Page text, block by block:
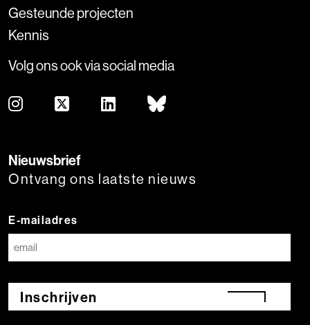
Gesteunde projecten
Kennis
Volg ons ook via social media
Nieuwsbrief
Ontvang ons laatste nieuws
E-mailadres
Inschrijven